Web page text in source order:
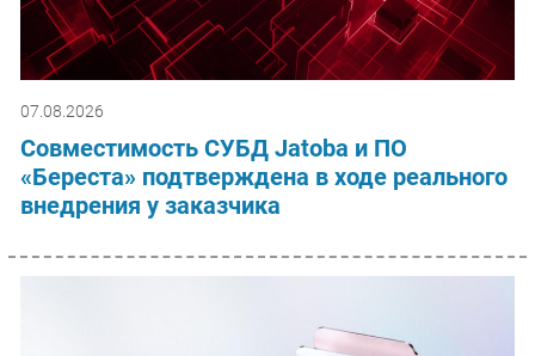
07.08.2026
Совместимость СУБД Jatoba и ПО
«Береста» подтверждена в ходе реального
внедрения у заказчика